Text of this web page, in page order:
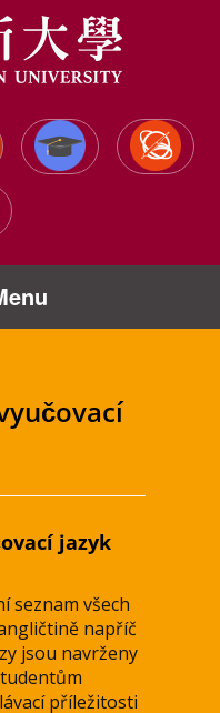
jazyk
seznam všech
napříč
jsou navrženy
příležitosti